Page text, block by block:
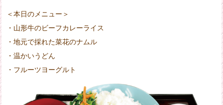
＜本日のメニュー＞
・山形牛のビーフカレーライス
・地元で採れた菜花のナムル
・温かいうどん
・フルーツヨーグルト